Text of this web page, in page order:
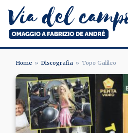
contenuto
principale
Via del campo
BRICIOLE
DI
PANE
Home Discografia Topo Galileo
Image